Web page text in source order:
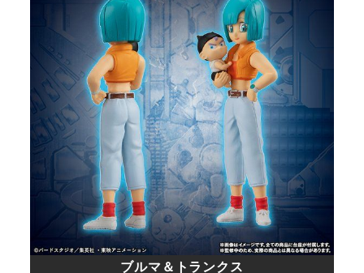
ブルマ＆トランクス